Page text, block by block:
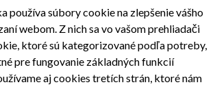
používa súbory cookie na zlepšenie vášho
webom. Z nich sa vo vašom prehliadači
ktoré sú kategorizované podľa potreby,
pre fungovanie základných funkcií
aj cookies tretích strán, ktoré nám